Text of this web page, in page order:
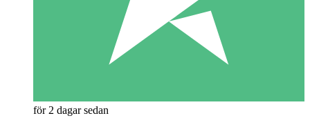
för 2 dagar sedan